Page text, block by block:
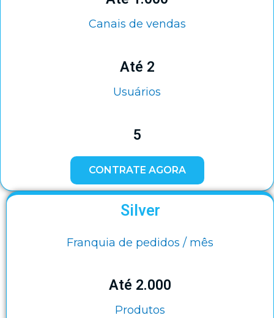
Canais de vendas
Até 2
Usuários
5
CONTRATE AGORA
Silver
Franquia de pedidos / mês
Até 2.000
Produtos